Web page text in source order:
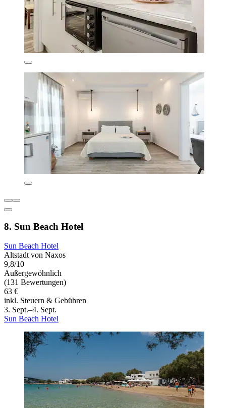
8. Sun Beach Hotel
Sun Beach Hotel
Altstadt von Naxos
9,8/10
Außergewöhnlich
(131 Bewertungen)
63 €
inkl. Steuern & Gebühren
3. Sept.–4. Sept.
Sun Beach Hotel